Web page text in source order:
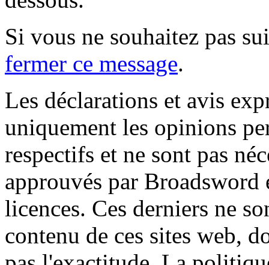
Si vous ne souhaitez pas
fermer ce message.
Les déclarations et avis
uniquement les opinions
respectifs et ne sont pas
approuvés par
licences. Ces derniers ne
contenu de ces sites web,